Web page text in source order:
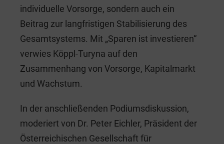
individuelle Vorsorge, sondern auch ein
Beitrag zur langfristigen Stabilisierung des
Gesamtsystems. Mit „Sparen ist investieren“
verwies Köppl-Turyna auf den
Zusammenhang von Vorsorge, Kapitalmarkt
und Wachstum.
In der anschließenden Podiumsdiskussion,
moderiert von Dr. Peter Eichler, Präsident der
Österreichischen Gesellschaft für